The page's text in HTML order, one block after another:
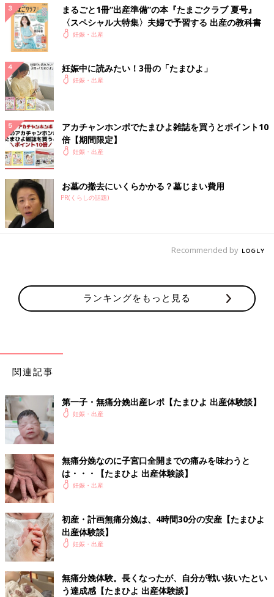
まるごと1冊“出産準備”の本『たまごクラブ 夏号』
〈スペシャル大特集〉夫婦で予習する 出産の教科書
妊娠・出産
妊娠中に読みたい！3冊の「たまひよ」
妊娠・出産
アカチャンホンポでたまひよ雑誌を買うとポイント10
倍【期間限定】
妊娠・出産
お墓の撤去にいくらかかる？墓じまい費用
PR(くらしの話題)
Recommended by
ランキングをもっと見る
関連記事
第一子・無痛分娩出産レポ【たまひよ 出産体験談】
妊娠・出産
無痛分娩なのに子宮口全開までの痛みを味わうと
は・・・【たまひよ 出産体験談】
妊娠・出産
初産・計画無痛分娩は、4時間30分の安産【たまひよ
出産体験談】
妊娠・出産
無痛分娩体験。長くなったが、自分が戦い抜いたとい
う達成感【たまひよ 出産体験談】